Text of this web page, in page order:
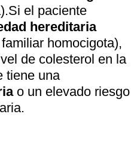
el paciente
hereditaria
homocigota),
de colesterol en la
tiene una
o un elevado riesgo